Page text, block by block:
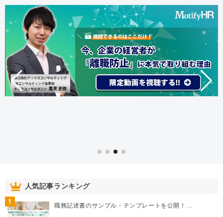
職務記述書のサンプル・テンプレートを公開！…
2